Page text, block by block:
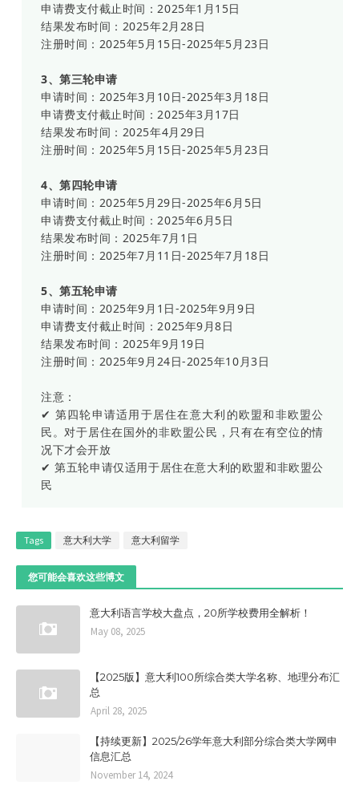
申请费支付截止时间：2025年1月15日
结果发布时间：2025年2月28日
注册时间：2025年5月15日-2025年5月23日
3、第三轮申请
申请时间：2025年3月10日-2025年3月18日
申请费支付截止时间：2025年3月17日
结果发布时间：2025年4月29日
注册时间：2025年5月15日-2025年5月23日
4、第四轮申请
申请时间：2025年5月29日-2025年6月5日
申请费支付截止时间：2025年6月5日
结果发布时间：2025年7月1日
注册时间：2025年7月11日-2025年7月18日
5、第五轮申请
申请时间：2025年9月1日-2025年9月9日
申请费支付截止时间：2025年9月8日
结果发布时间：2025年9月19日
注册时间：2025年9月24日-2025年10月3日
注意：
✔ 第四轮申请适用于居住在意大利的欧盟和非欧盟公
民。对于居住在国外的非欧盟公民，只有在有空位的情
况下才会开放
✔ 第五轮申请仅适用于居住在意大利的欧盟和非欧盟公
民
Tags 意大利大学 意大利留学
您可能会喜欢这些博文
意大利语言学校大盘点，20所学校费用全解析！
May 08, 2025
【2025版】意大利100所综合类大学名称、地理分布汇
总
April 28, 2025
【持续更新】2025/26学年意大利部分综合类大学网申
信息汇总
November 14, 2024